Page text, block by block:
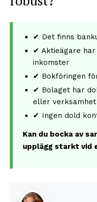
✔ Det finns
✔ Aktieägare
inkomster
✔ Bokföringen
✔ Bolaget har
eller verksamhet
✔ Ingen dold
Kan du bocka av
upplägg starkt vid